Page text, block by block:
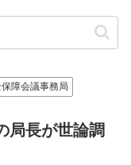
障会議事務局
局長が世論調